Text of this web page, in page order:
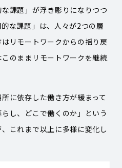
な課題」が浮き彫りになりつつ
な課題」は、人々が2つの層
リモートワークからの揺り戻
のままリモートワークを継続
に依存した働き方が緩まって
し、どこで働くのか」という
これまで以上に多様に変化し